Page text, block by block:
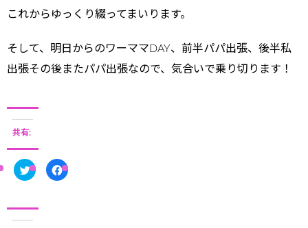
これからゆっくり綴ってまいります。
そして、明日からのワーママDAY、前半パパ出張、後半私
出張その後またパパ出張なので、気合いで乗り切ります！
共有:
ク
リ
て
F
a